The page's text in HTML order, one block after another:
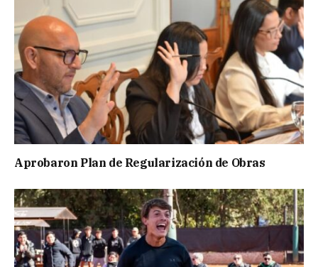
Aprobaron Plan de Regularización de Obras